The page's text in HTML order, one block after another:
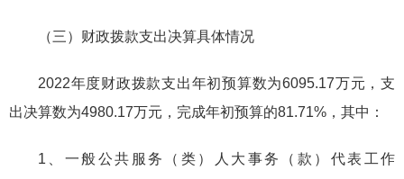
（三）财政拨款支出决算具体情况
2022年度财政拨款支出年初预算数为6095.17万元，支
出决算数为4980.17万元，完成年初预算的81.71%，其中：
1、一般公共服务（类）人大事务（款）代表工作